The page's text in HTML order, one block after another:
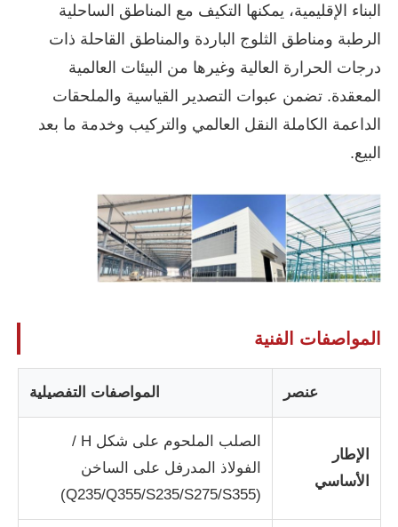
منزل
المنتجات
حول بنا
ضبط الجودة
البناء الإقليمية، يمكنها التكيف مع المناطق الساحلية
الرطبة ومناطق الثلوج الباردة والمناطق القاحلة ذات
درجات الحرارة العالية وغيرها من البيئات العالمية
المعقدة. تضمن عبوات التصدير القياسية والملحقات
الداعمة الكاملة النقل العالمي والتركيب وخدمة ما بعد
البيع.
المواصفات الفنية
عنصر المواصفات التفصيلية
الإطار
الأساسي
الصلب الملحوم على شكل H /
الفولاذ المدرفل على الساخن
(Q235/Q355/S235/S275/S355)